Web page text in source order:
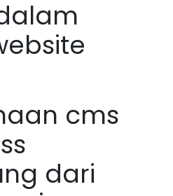
cms
dari